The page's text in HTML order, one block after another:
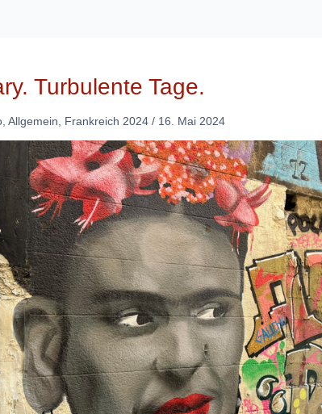
Turbulente Tage.
Allgemein Frankreich 2024 / 16. Mai 2024